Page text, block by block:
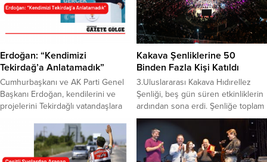
kaydetti. Gezi Davası kapsamında
haklarında 18’er yıl hapis cezası
verilen Tayfun Kahraman, Hakan
Mine Özerden ve Çiğdem Mater 1
yıldır cezaevinde, Osman Kavala
ise...
Filistin’de bir hastaneye
saldırmasının ardından Valilik
önünde toplanarak, Filistin’e destek
açıklamasında bulundu. Açıklama
yapan İHH Tekirdağ Başkanı
Süleyman Çalışkan, vicdanlı
insanların safının mazlumların yanı
olduğunu vurguladı. Biz hiçbir...
Erdoğan: “Kendimizi
Tekirdağ’a Anlatamadık”
Cumhurbaşkanı ve AK Parti Genel
Başkanı Erdoğan, kendilerini ve
projelerini Tekirdağlı vatandaşlara
Tekirdağ’ı ikna etmeye yetersiz
kaldıklarını söyledi. Eksikliklerini 31
Mart Mahalli İdareler Seçimleri’nde
Kakava Şenliklerine 50
Binden Fazla Kişi Katıldı
3.Uluslararası Kakava Hıdırellez
Şenliği, beş gün süren etkinliklerin
ardından sona erdi. Şenliğe toplam
50 binden fazla kişinin katıldığı
aktarılırken, bölgenin en büyük
kültür ve sanat buluşmalarından biri
olduğu kaydedildi. Kültür ve Turizm